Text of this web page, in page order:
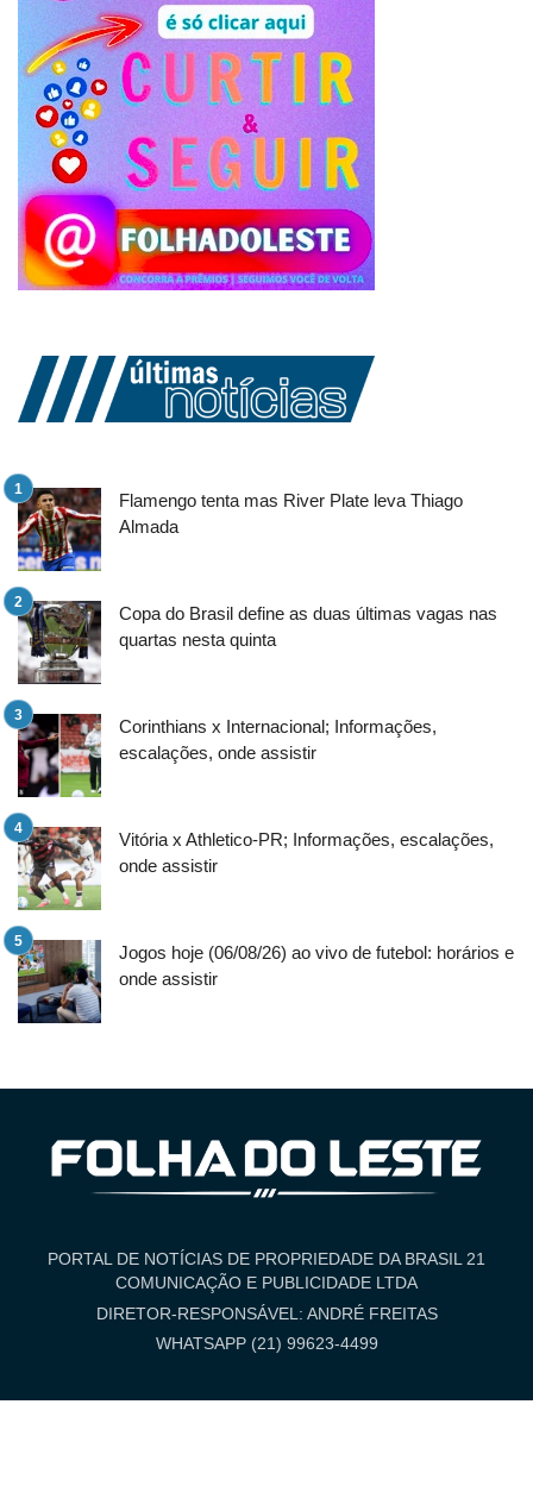
Flamengo tenta mas River Plate leva Thiago
Almada
Copa do Brasil define as duas últimas vagas nas
quartas nesta quinta
Corinthians x Internacional; Informações,
escalações, onde assistir
Vitória x Athletico-PR; Informações, escalações,
onde assistir
Jogos hoje (06/08/26) ao vivo de futebol: horários e
onde assistir
PORTAL DE NOTÍCIAS DE PROPRIEDADE DA BRASIL 21
COMUNICAÇÃO E PUBLICIDADE LTDA
DIRETOR-RESPONSÁVEL: ANDRÉ FREITAS
WHATSAPP (21) 99623-4499